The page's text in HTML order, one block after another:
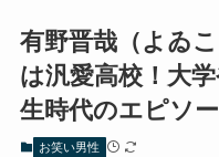
有野晋哉（よゐ
は汎愛高校！大
生時代のエピソ
お笑い男性